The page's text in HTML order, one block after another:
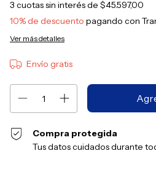
3 cuotas sin interés de $45.597,00
10% de descuento pagando con
Ver más detalles
Envío gratis
Compra protegida
Tus datos cuidados durante